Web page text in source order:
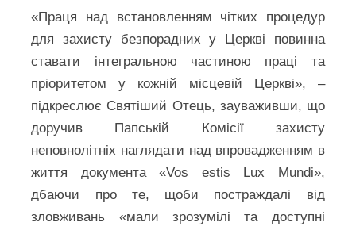
«Праця над встановленням чітких процедур
для захисту безпорадних у Церкві повинна
ставати інтегральною частиною праці та
пріоритетом у кожній місцевій Церкві», –
підкреслює Святіший Отець, зауваживши, що
доручив Папській Комісії захисту
неповнолітніх наглядати над впровадженням в
життя документа «Vos estis Lux Mundi»,
дбаючи про те, щоби постраждалі від
зловживань «мали зрозумілі та доступні